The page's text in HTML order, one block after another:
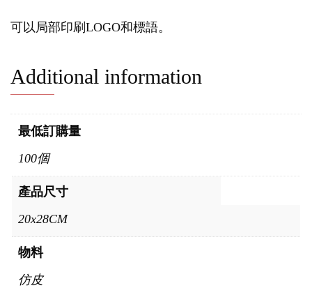
可以局部印刷LOGO和標語。
Additional information
最低訂購量
100個
產品尺寸
20x28CM
物料
仿皮